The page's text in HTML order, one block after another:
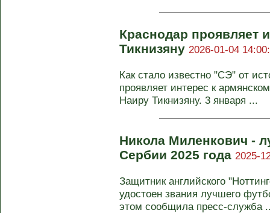
Краснодар проявляет
Тикнизяну 2026-01-04
Как стало известно "СЭ" от
проявляет интерес к
Наиру Тикнизяну. 3 января ...
Никола Миленкович -
Сербии 2025 года 2025-
Защитник английского
удостоен звания лучшего
этом сообщила пресс-служба